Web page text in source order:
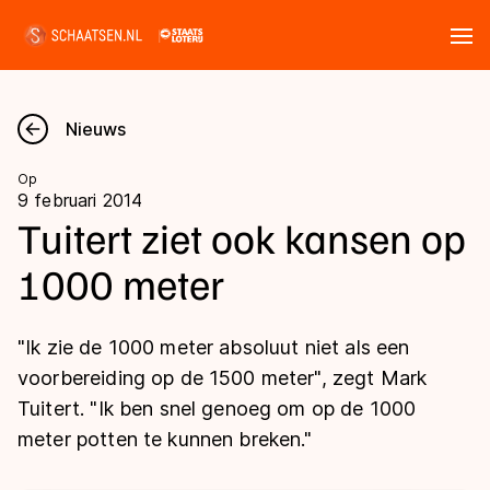
Nieuws
Kalender
Disciplines
Langebaan
Shorttrack
Inlineskaten
Uitslagen
Langebaan
Shorttrack
Tijden & historie
Nieuws
Op
9 februari 2014
Tuitert ziet ook kansen op
1000 meter
"Ik zie de 1000 meter absoluut niet als een
voorbereiding op de 1500 meter", zegt Mark
Tuitert. "Ik ben snel genoeg om op de 1000
meter potten te kunnen breken."